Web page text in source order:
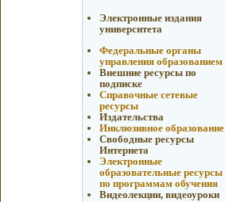
Электронные издания
университета
Федеральные органы
управления образованием
Внешние ресурсы по
подписке
Справочные сетевые
ресурсы
Издательства
Инклюзивное образование
Свободные ресурсы
Интернета
Электронные
образовательные ресурсы
по программам обучения
Видеолекции, видеоуроки